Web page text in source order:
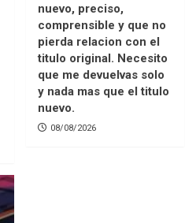
nuevo, preciso,
comprensible y que no
pierda relacion con el
titulo original. Necesito
que me devuelvas solo
y nada mas que el titulo
nuevo.
08/08/2026